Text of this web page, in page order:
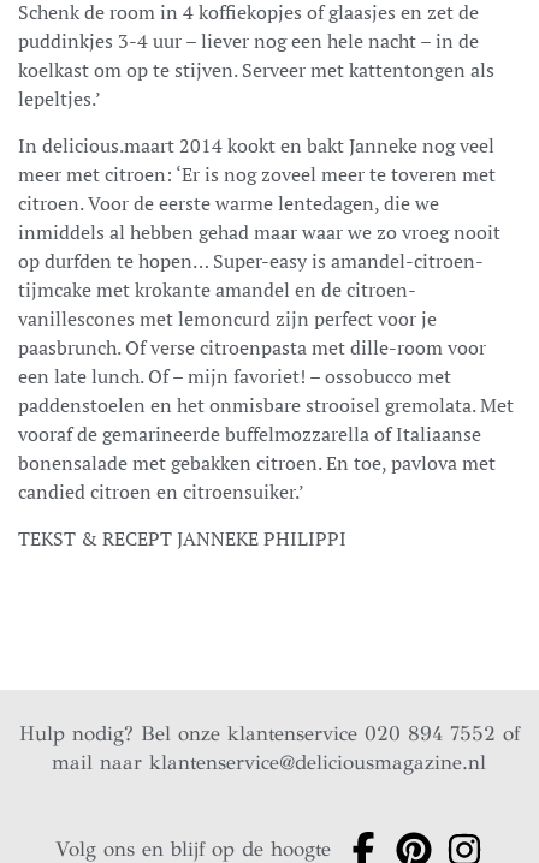
Schenk de room in 4 koffiekopjes of glaasjes en zet de
puddinkjes 3-4 uur – liever nog een hele nacht – in de
koelkast om op te stijven. Serveer met kattentongen als
lepeltjes.’
In delicious.maart 2014 kookt en bakt Janneke nog veel
meer met citroen: ‘Er is nog zoveel meer te toveren met
citroen. Voor de eerste warme lentedagen, die we
inmiddels al hebben gehad maar waar we zo vroeg nooit
op durfden te hopen… Super-easy is amandel-citroen-
tijmcake met krokante amandel en de citroen-
vanillescones met lemoncurd zijn perfect voor je
paasbrunch. Of verse citroenpasta met dille-room voor
een late lunch. Of – mijn favoriet! – ossobucco met
paddenstoelen en het onmisbare strooisel gremolata. Met
vooraf de gemarineerde buffelmozzarella of Italiaanse
bonensalade met gebakken citroen. En toe, pavlova met
candied citroen en citroensuiker.’
TEKST & RECEPT JANNEKE PHILIPPI
Hulp nodig? Bel onze klantenservice 020 894 7552 of
mail naarklantenservice@deliciousmagazine.nl
Volg ons en blijf op de hoogte